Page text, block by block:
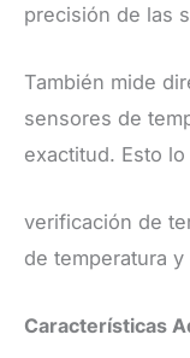
precisión de las
También mide
sensores de
exactitud. Esto
verificación de
de temperatura
​Características